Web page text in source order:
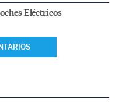
Eléctricos